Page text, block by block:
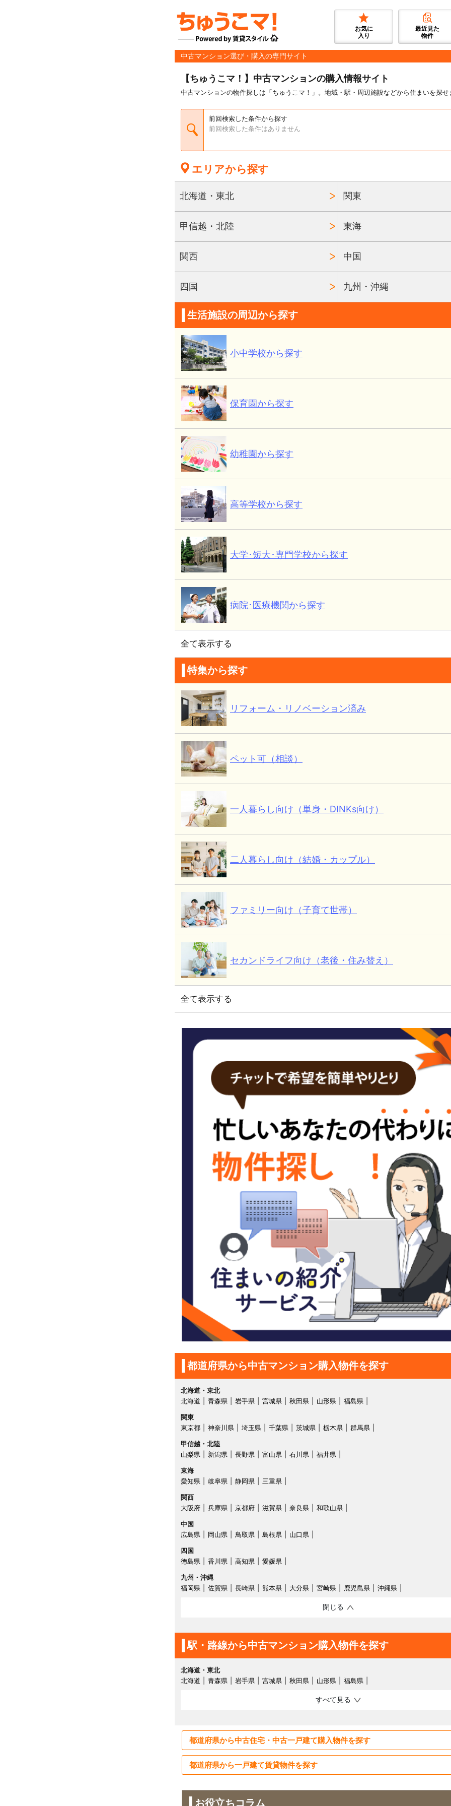
お気に
入り
最近見た
物件
中古マンション選び・購入の専門サイト
【ちゅうこマ！】中古マンションの購入情報サイト
中古マンションの物件探しは「ちゅうこマ！」。地域・駅・周辺施設などから住まいを探せ
前回検索した条件から探す
前回検索した条件はありません
エリアから探す
北海道・東北 関東
甲信越・北陸 東海
関西 中国
四国 九州・沖縄
生活施設の周辺から探す
小中学校から探す
保育園から探す
幼稚園から探す
高等学校から探す
大学･短大･専門学校から探す
病院･医療機関から探す
全て表示する
特集から探す
リフォーム・リノベーション済み
ペット可（相談）
一人暮らし向け（単身・DINKs向け）
二人暮らし向け（結婚・カップル）
ファミリー向け（子育て世帯）
セカンドライフ向け（老後・住み替え）
全て表示する
都道府県から中古マンション購入物件を探す
北海道・東北
北海道
青森県 岩手県 宮城県 秋田県 山形県
福島県
関東
東京都
神奈川県 埼玉県 千葉県 茨城県 栃木県
群馬県
甲信越・北陸
山梨県
新潟県 長野県 富山県 石川県
福井県
東海
愛知県
岐阜県 静岡県
三重県
関西
大阪府
兵庫県 京都府 滋賀県 奈良県
和歌山県
中国
広島県
岡山県 鳥取県 島根県
山口県
四国
徳島県
香川県 高知県
愛媛県
九州・沖縄
福岡県
佐賀県 長崎県 熊本県 大分県 宮崎県 鹿児島県 沖縄県
閉じる
駅・路線から中古マンション購入物件を探す
北海道・東北
北海道
青森県 岩手県 宮城県 秋田県 山形県 福島県
すべて見る
都道府県から中古住宅・中古一戸建て購入物件を探す
都道府県から一戸建て賃貸物件を探す
お役立ちコラム